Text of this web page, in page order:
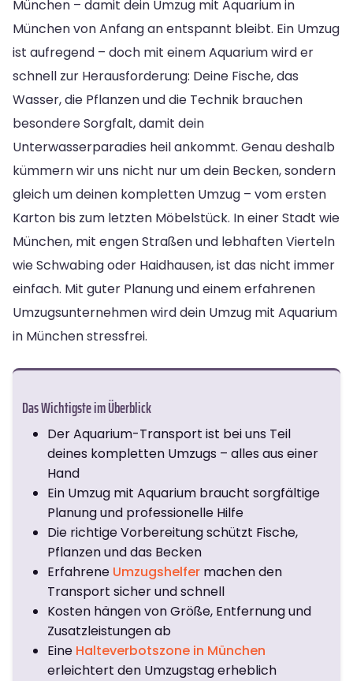
München – damit dein Umzug mit Aquarium in
München von Anfang an entspannt bleibt. Ein Umzug
ist aufregend – doch mit einem Aquarium wird er
schnell zur Herausforderung: Deine Fische, das
Wasser, die Pflanzen und die Technik brauchen
besondere Sorgfalt, damit dein
Unterwasserparadies heil ankommt. Genau deshalb
kümmern wir uns nicht nur um dein Becken, sondern
gleich um deinen kompletten Umzug – vom ersten
Karton bis zum letzten Möbelstück. In einer Stadt wie
München, mit engen Straßen und lebhaften Vierteln
wie Schwabing oder Haidhausen, ist das nicht immer
einfach. Mit guter Planung und einem erfahrenen
Umzugsunternehmen wird dein Umzug mit Aquarium
in München stressfrei.
Das Wichtigste im Überblick
Der Aquarium-Transport ist bei uns Teil
deines kompletten Umzugs – alles aus einer
Hand
Ein Umzug mit Aquarium braucht sorgfältige
Planung und professionelle Hilfe
Die richtige Vorbereitung schützt Fische,
Pflanzen und das Becken
Erfahrene Umzugshelfer machen den
Transport sicher und schnell
Kosten hängen von Größe, Entfernung und
Zusatzleistungen ab
Eine Halteverbotszone in München
erleichtert den Umzugstag erheblich